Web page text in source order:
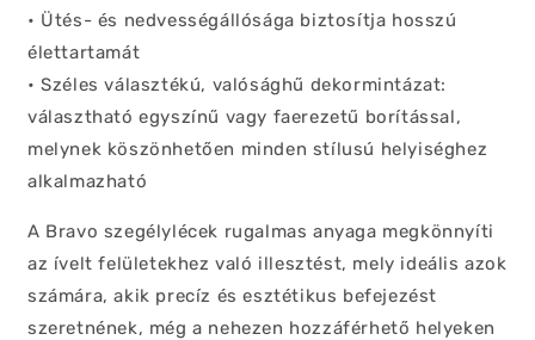
• Ütés- és nedvességállósága biztosítja hosszú
élettartamát
• Széles választékú, valósághű dekormintázat:
választható egyszínű vagy faerezetű borítással,
melynek köszönhetően minden stílusú helyiséghez
alkalmazható
A Bravo szegélylécek rugalmas anyaga megkönnyíti
az ívelt felületekhez való illesztést, mely ideális azok
számára, akik precíz és esztétikus befejezést
szeretnének, még a nehezen hozzáférhető helyeken